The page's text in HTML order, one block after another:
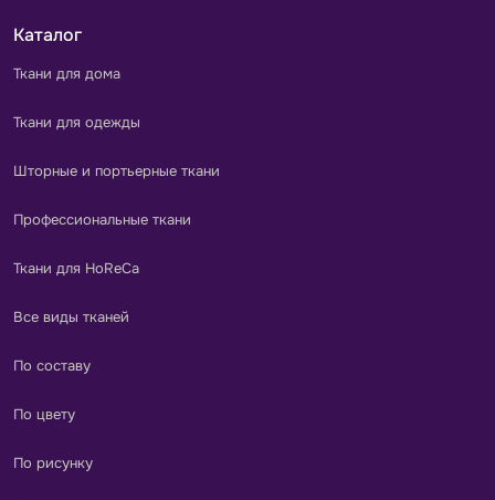
Каталог
Ткани для дома
Ткани для одежды
Шторные и портьерные ткани
Профессиональные ткани
Ткани для HoReCa
Все виды тканей
По составу
По цвету
По рисунку